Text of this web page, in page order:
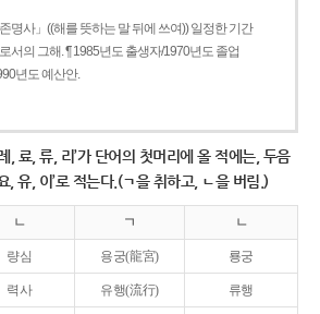
존명사」((해를 뜻하는 말 뒤에 쓰여)) 일정한 기간
서의 그해. ¶ 1985년도 출생자/1970년도 졸업
년도 예산안.
, 료, 류, 리’가 단어의 첫머리에 올 적에는, 두음
, 유, 이’로 적는다.(ㄱ을 취하고, ㄴ을 버림.)
ㄴ ㄱ ㄴ
량심 용궁(龍宮) 룡궁
력사 유행(流行) 류행